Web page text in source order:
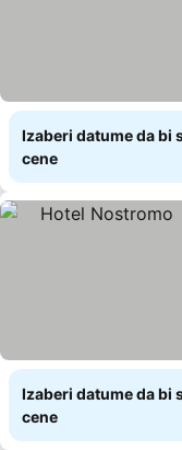
Izaberi datume da bi
cene
Izaberi datume da bi
cene